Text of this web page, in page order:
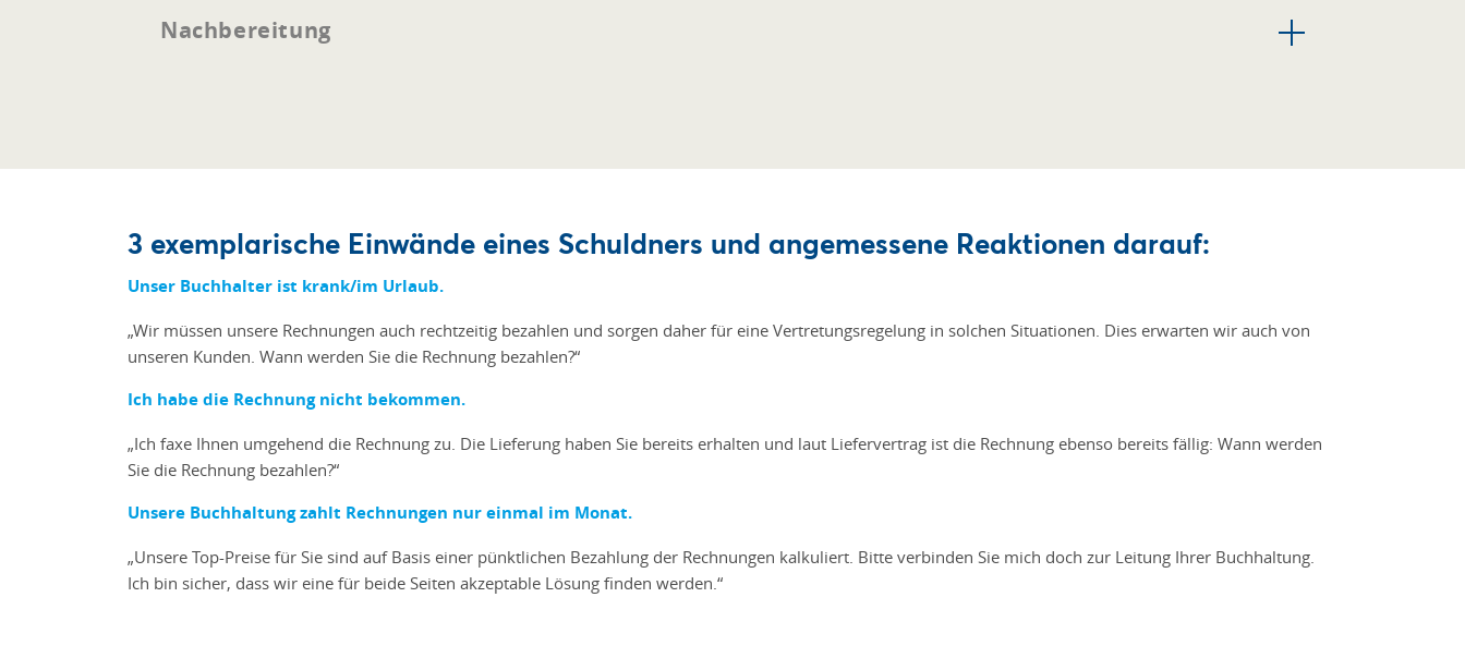
Nachbereitung
3 exemplarische Einwände eines Schuldners und angemessene Reaktionen darauf:
Unser Buchhalter ist krank/im Urlaub.
„Wir müssen unsere Rechnungen auch rechtzeitig bezahlen und sorgen daher für eine Vertretungsregelung in solchen Situationen. Dies erwarten wir auch von
unseren Kunden. Wann werden Sie die Rechnung bezahlen?“
Ich habe die Rechnung nicht bekommen.
„Ich faxe Ihnen umgehend die Rechnung zu. Die Lieferung haben Sie bereits erhalten und laut Liefervertrag ist die Rechnung ebenso bereits fällig: Wann werden
Sie die Rechnung bezahlen?“
Unsere Buchhaltung zahlt Rechnungen nur einmal im Monat.
„Unsere Top-Preise für Sie sind auf Basis einer pünktlichen Bezahlung der Rechnungen kalkuliert. Bitte verbinden Sie mich doch zur Leitung Ihrer Buchhaltung.
Ich bin sicher, dass wir eine für beide Seiten akzeptable Lösung finden werden.“